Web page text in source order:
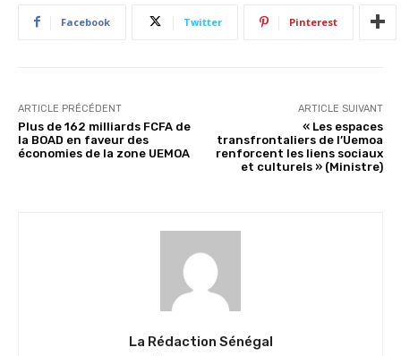
Facebook Twitter Pinterest
ARTICLE PRÉCÉDENT
Plus de 162 milliards FCFA de
la BOAD en faveur des
économies de la zone UEMOA
ARTICLE SUIVANT
« Les espaces
transfrontaliers de l’Uemoa
renforcent les liens sociaux
et culturels » (Ministre)
La Rédaction Sénégal